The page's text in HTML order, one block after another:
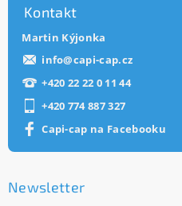
Kontakt
Martin Kýjonka
info@capi-cap.cz
+420 22 22 0 11 44
+420 774 887 327
Capi-cap na Facebooku
Newsletter